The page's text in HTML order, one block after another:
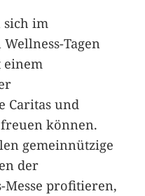
sich im
Tagen
Caritas und
können.
gemeinnützige
der
Messe profitieren,